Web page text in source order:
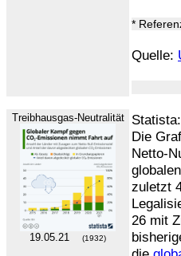
*
Quelle:
Treibhausgas-Neutralität
19.05.21 (1932)
Statista:
Die
Netto-
zuletzt
26 mit